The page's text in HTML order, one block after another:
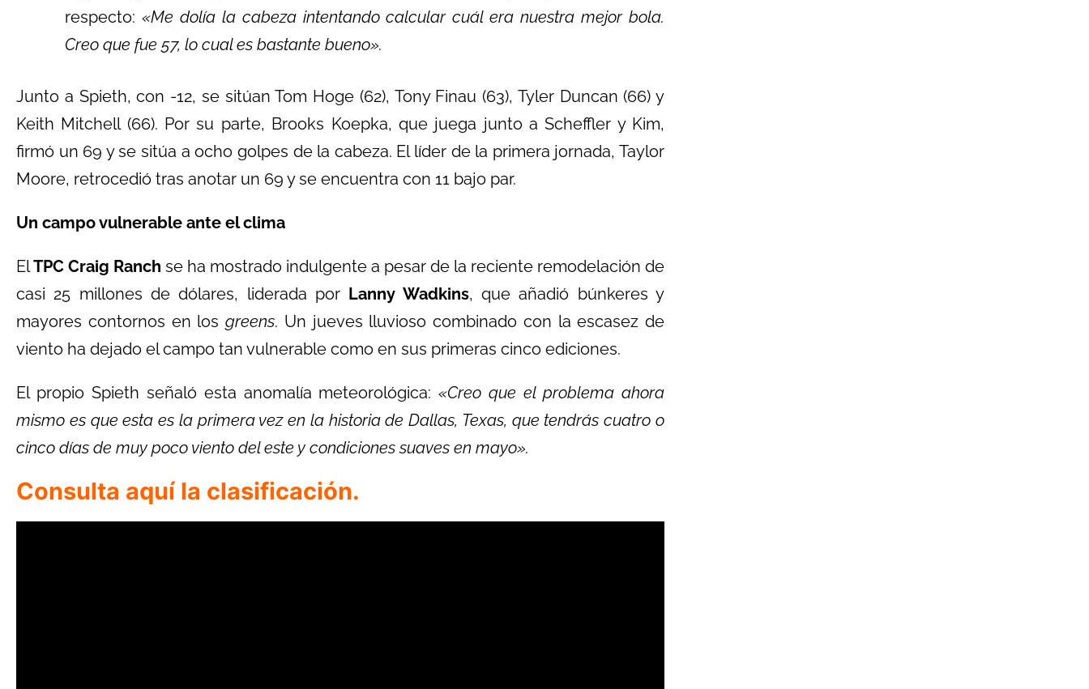
respecto: «Me dolía la cabeza intentando calcular cuál era nuestra mejor bola.
Creo que fue 57, lo cual es bastante bueno».
Junto a Spieth, con -12, se sitúan Tom Hoge (62), Tony Finau (63), Tyler Duncan (66) y
Keith Mitchell (66). Por su parte, Brooks Koepka, que juega junto a Scheffler y Kim,
firmó un 69 y se sitúa a ocho golpes de la cabeza. El líder de la primera jornada, Taylor
Moore, retrocedió tras anotar un 69 y se encuentra con 11 bajo par.
Un campo vulnerable ante el clima
ElTPC Craig Ranch se ha mostrado indulgente a pesar de la reciente remodelación de
casi 25 millones de dólares, liderada por Lanny Wadkins, que añadió búnkeres y
mayores contornos en los greens. Un jueves lluvioso combinado con la escasez de
viento ha dejado el campo tan vulnerable como en sus primeras cinco ediciones.
El propio Spieth señaló esta anomalía meteorológica:«Creo que el problema ahora
mismo es que esta es la primera vez en la historia de Dallas, Texas, que tendrás cuatro o
cinco días de muy poco viento del este y condiciones suaves en mayo».
Consulta aquí la clasificación.